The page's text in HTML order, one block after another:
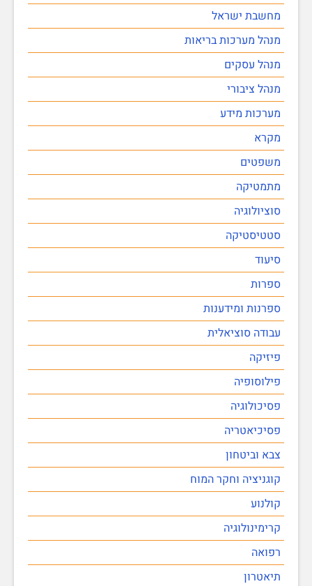
מחשבת ישראל
מנהל מערכות בריאות
מנהל עסקים
מנהל ציבורי
מערכות מידע
מקרא
משפטים
מתמטיקה
סוציולוגיה
סטטיסטיקה
סיעוד
ספרות
ספרנות ומידענות
עבודה סוציאלית
פיזיקה
פילוסופיה
פסיכולוגיה
פסיכיאטריה
צבא וביטחון
קוגניציה וחקר המוח
קולנוע
קרימינולוגיה
רפואה
תיאטרון